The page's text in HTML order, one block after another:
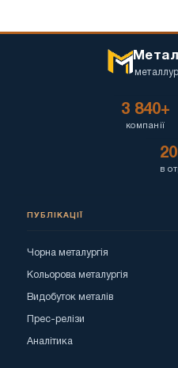
3 840+
компанії
в
ПУБЛІКАЦІЇ
Чорна металургія
Кольорова металургія
Видобуток металів
Прес-релізи
Аналітика